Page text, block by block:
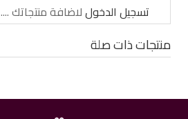
تسجيل الدخوللاضافة منتجاتك ....
منتجات ذات صلة